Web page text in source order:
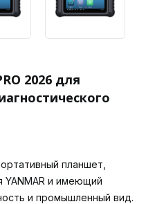
2026 для
планшет,
YANMAR и имеющий
и промышленный вид.